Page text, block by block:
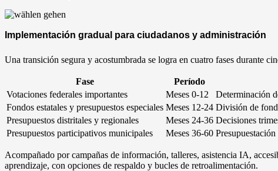
Implementación gradual para ciudadanos y administración
Una transición segura y acostumbrada se logra en cuatro fases durante
Fase Período
Votaciones federales importantes
Meses 0-12
Determinación
Fondos estatales y presupuestos especiales Meses 12-24 División de
Presupuestos distritales y regionales
Meses 24-36 Decisiones
Presupuestos participativos municipales
Meses 36-60
Acompañado por campañas de información, talleres, asistencia IA,
aprendizaje, con opciones de respaldo y bucles de retroalimentación.